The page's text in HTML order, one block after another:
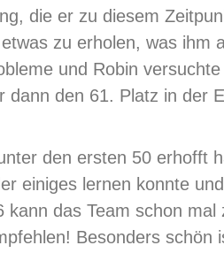
die er zu diesem
zu erholen, was ihm
und Robin versuchte
dann den 61. Platz in der
den ersten 50 erhofft
einiges lernen konnte
das Team schon mal
Besonders schön